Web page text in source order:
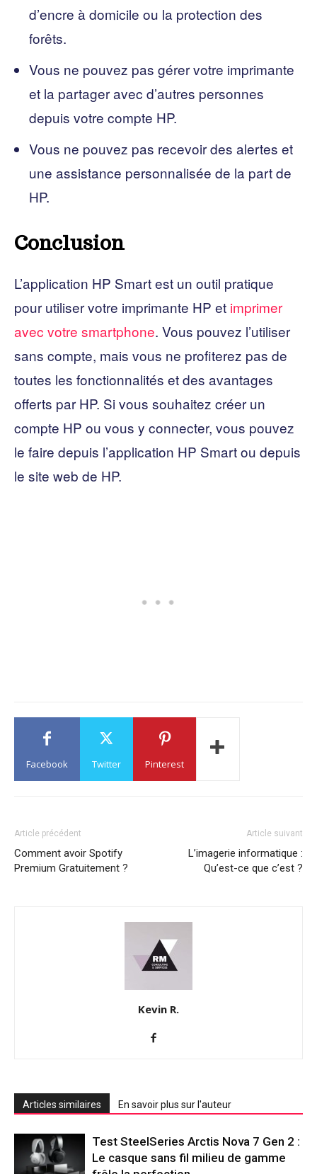
d’encre à domicile ou la protection des
forêts.
Vous ne pouvez pas gérer votre imprimante
et la partager avec d’autres personnes
depuis votre compte HP.
Vous ne pouvez pas recevoir des alertes et
une assistance personnalisée de la part de
HP.
Conclusion
L’application HP Smart est un outil pratique
pour utiliser votre imprimante HP et imprimer
avec votre smartphone. Vous pouvez l’utiliser
sans compte, mais vous ne profiterez pas de
toutes les fonctionnalités et des avantages
offerts par HP. Si vous souhaitez créer un
compte HP ou vous y connecter, vous pouvez
le faire depuis l’application HP Smart ou depuis
le site web de HP.
Facebook Twitter Pinterest
Article précédent
Comment avoir Spotify
Premium Gratuitement ?
Article suivant
L’imagerie informatique :
Qu’est-ce que c’est ?
Kevin R.
Articles similaires En savoir plus sur l'auteur
Test SteelSeries Arctis Nova 7 Gen 2 :
Le casque sans fil milieu de gamme